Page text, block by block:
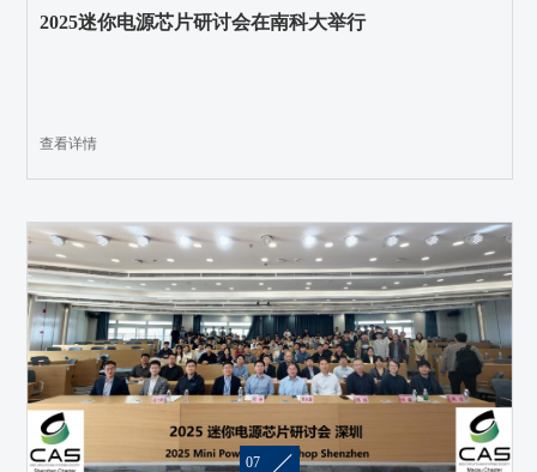
2025迷你电源芯片研讨会在南科大举行
查看详情
07